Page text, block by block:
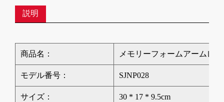
説明
商品名： メモリーフォームアームレ
モデル番号： SJNP028
サイズ： 30 * 17 * 9.5cm